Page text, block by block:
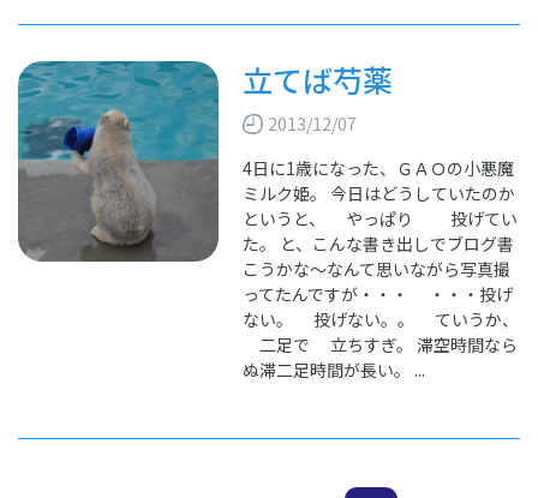
立てば芍薬
2013/12/07
4日に1歳になった、ＧＡＯの小悪魔
ミルク姫。 今日はどうしていたのか
というと、 やっぱり 投げてい
た。 と、こんな書き出しでブログ書
こうかな～なんて思いながら写真撮
ってたんですが・・・ ・・・投げ
ない。 投げない。。 ていうか、
二足で 立ちすぎ。 滞空時間なら
ぬ滞二足時間が長い。 ...